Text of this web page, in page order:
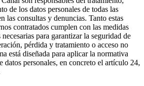
de los datos personales de todas las
las consultas y denuncias. Tanto estas
contratados cumplen con las medidas
para garantizar la seguridad de
pérdida y tratamiento o acceso no
está diseñada para aplicar la normativa
datos personales, en concreto el artículo 24,